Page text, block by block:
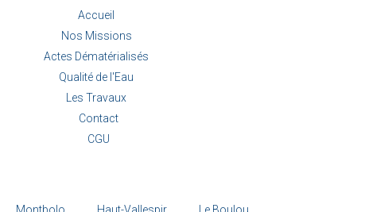
Accueil
Nos Missions
Actes Dématérialisés
Qualité de l'Eau
Les Travaux
Contact
CGU